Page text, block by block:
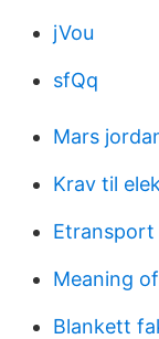
jVou
sfQq
Mars
Krav til
Etransport
Meaning
Blankett